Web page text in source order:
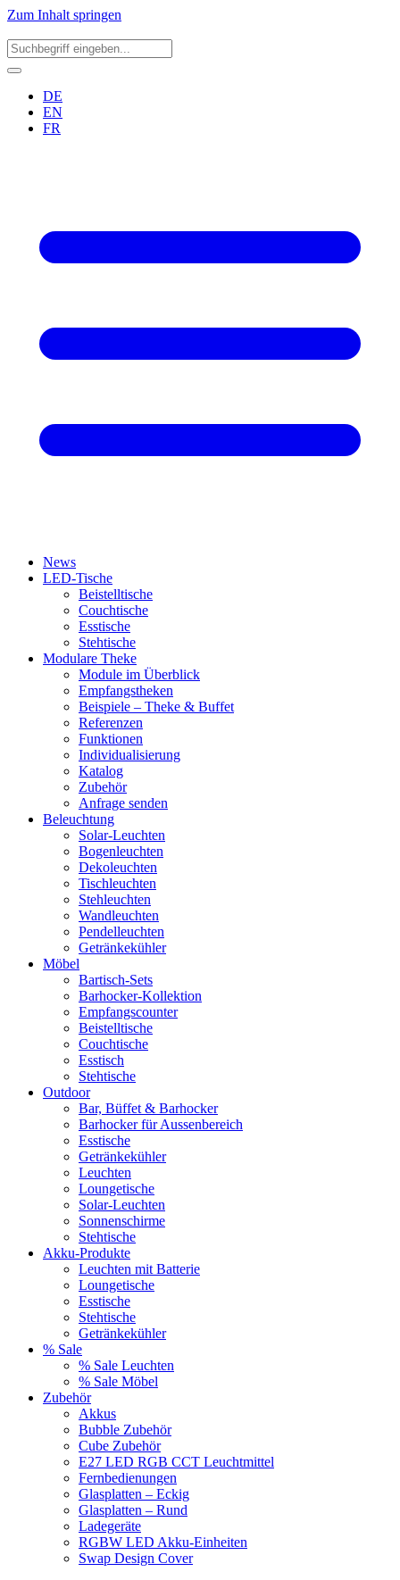
Zum Inhalt springen
DE
EN
FR
News
LED-Tische
Beistelltische
Couchtische
Esstische
Stehtische
Modulare Theke
Module im Überblick
Empfangstheken
Beispiele – Theke & Buffet
Referenzen
Funktionen
Individualisierung
Katalog
Zubehör
Anfrage senden
Beleuchtung
Solar-Leuchten
Bogenleuchten
Dekoleuchten
Tischleuchten
Stehleuchten
Wandleuchten
Pendelleuchten
Getränkekühler
Möbel
Bartisch-Sets
Barhocker-Kollektion
Empfangscounter
Beistelltische
Couchtische
Esstisch
Stehtische
Outdoor
Bar, Büffet & Barhocker
Barhocker für Aussenbereich
Esstische
Getränkekühler
Leuchten
Loungetische
Solar-Leuchten
Sonnenschirme
Stehtische
Akku-Produkte
Leuchten mit Batterie
Loungetische
Esstische
Stehtische
Getränkekühler
% Sale
% Sale Leuchten
% Sale Möbel
Zubehör
Akkus
Bubble Zubehör
Cube Zubehör
E27 LED RGB CCT Leuchtmittel
Fernbedienungen
Glasplatten – Eckig
Glasplatten – Rund
Ladegeräte
RGBW LED Akku-Einheiten
Swap Design Cover